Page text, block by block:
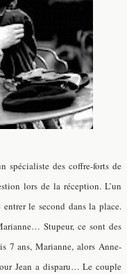
spécialiste des coffre-forts de
lors de la réception. L’un
le second dans la place.
Stupeur, ce sont des
7 ans, Marianne, alors Anne-
Jean a disparu… Le couple